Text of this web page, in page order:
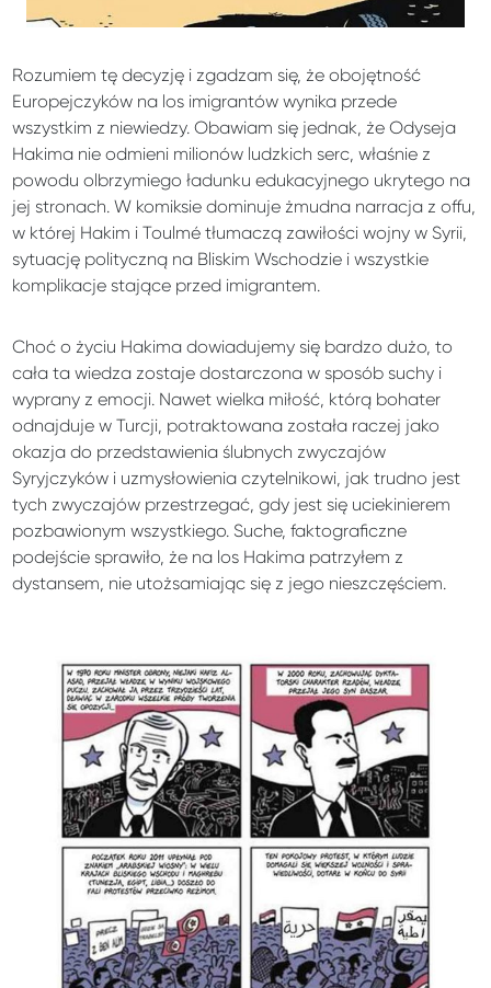
Rozumiem tę decyzję i zgadzam się, że obojętność
Europejczyków na los imigrantów wynika przede
wszystkim z niewiedzy. Obawiam się jednak, że Odyseja
Hakima nie odmieni milionów ludzkich serc, właśnie z
powodu olbrzymiego ładunku edukacyjnego ukrytego na
jej stronach. W komiksie dominuje żmudna narracja z offu,
w której Hakim i Toulmé tłumaczą zawiłości wojny w Syrii,
sytuację polityczną na Bliskim Wschodzie i wszystkie
komplikacje stające przed imigrantem.
Choć o życiu Hakima dowiadujemy się bardzo dużo, to
cała ta wiedza zostaje dostarczona w sposób suchy i
wyprany z emocji. Nawet wielka miłość, którą bohater
odnajduje w Turcji, potraktowana została raczej jako
okazja do przedstawienia ślubnych zwyczajów
Syryjczyków i uzmysłowienia czytelnikowi, jak trudno jest
tych zwyczajów przestrzegać, gdy jest się uciekinierem
pozbawionym wszystkiego. Suche, faktograficzne
podejście sprawiło, że na los Hakima patrzyłem z
dystansem, nie utożsamiając się z jego nieszczęściem.